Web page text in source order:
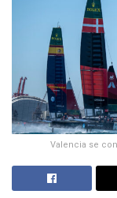
Valencia se